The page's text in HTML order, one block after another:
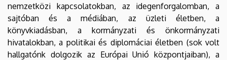
nemzetközi kapcsolatokban, az idegenforgalomban, a
sajtóban és a médiában, az üzleti életben, a
könyvkiadásban, a kormányzati és önkormányzati
hivatalokban, a politikai és diplomáciai életben (sok volt
hallgatónk dolgozik az Európai Unió központjaiban), a